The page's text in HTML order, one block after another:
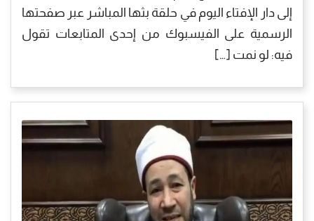
إلى دار الإفتاء اليوم في حلقة بثها المباشر عبر صفحتها
الرسمية على الفيسبوك من إحدى المتابعات تقول
فيه: لو نمت […]